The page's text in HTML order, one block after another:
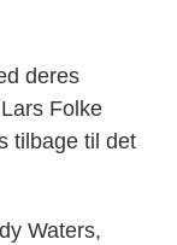
deres
Folke
tilbage til det
Waters,